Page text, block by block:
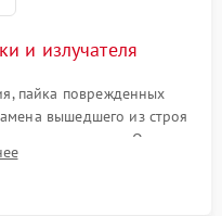
и излучателя
пайка поврежденных
вышедшего из строя
яркостью. Очистка
защитного лака для